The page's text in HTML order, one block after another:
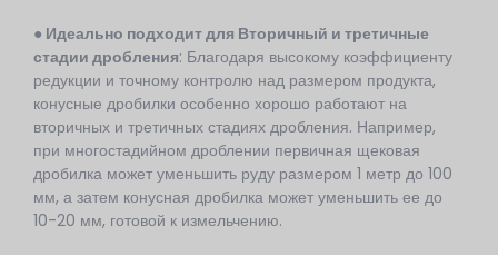
● Идеально подходит для Вторичный и третичные
стадии дробления: Благодаря высокому коэффициенту
редукции и точному контролю над размером продукта,
конусные дробилки особенно хорошо работают на
вторичных и третичных стадиях дробления. Например,
при многостадийном дроблении первичная щековая
дробилка может уменьшить руду размером 1 метр до 100
мм, а затем конусная дробилка может уменьшить ее до
10-20 мм, готовой к измельчению.